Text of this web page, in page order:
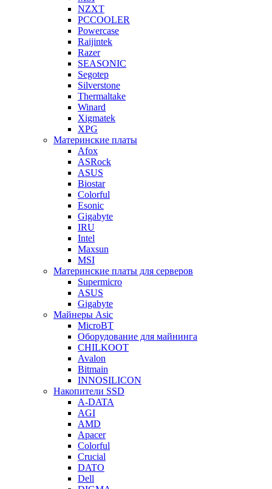
NZXT
PCCOOLER
Powercase
Raijintek
Razer
SEASONIC
Segotep
Silverstone
Thermaltake
Winard
Xigmatek
XPG
Материнские платы
Afox
ASRock
ASUS
Biostar
Colorful
Esonic
Gigabyte
IRU
Intel
Maxsun
MSI
Материнские платы для серверов
Supermicro
ASUS
Gigabyte
Майнеры Asic
MicroBT
Оборудование для майнинга
CHILKOOT
Avalon
Bitmain
INNOSILICON
Накопители SSD
A-DATA
AGI
AMD
Apacer
Colorful
Crucial
DATO
Dell